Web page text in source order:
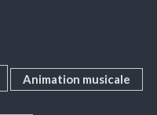
Animation musicale